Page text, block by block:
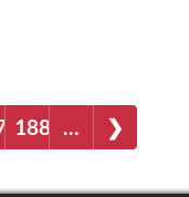
188 … ❯